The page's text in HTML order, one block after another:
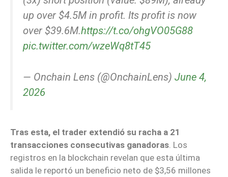
up over $4.5M in profit. Its profit is now
over $39.6M.https://t.co/ohgVO05G88
pic.twitter.com/wzeWq8tT45
— Onchain Lens (@OnchainLens) June 4,
2026
Tras esta, el trader extendió su racha a 21
transacciones consecutivas ganadoras . Los
registros en la blockchain revelan que esta última
salida le reportó un beneficio neto de $3,56 millones